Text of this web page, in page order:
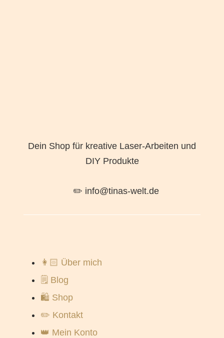
Dein Shop für kreative Laser-Arbeiten und
DIY Produkte
✏️ info@tinas-welt.de
👩🏻 Über mich
🗒️ Blog
🛍️ Shop
✏️ Kontakt
👑 Mein Konto